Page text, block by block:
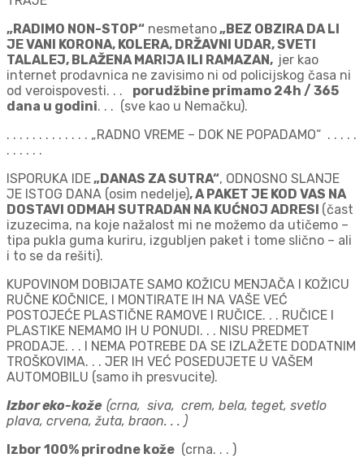
„RADIMO NON-STOP“ nesmetano „BEZ OBZIRA DA LI
JE VANI KORONA, KOLERA, DRŽAVNI UDAR, SVETI
TALALEJ, BLAŽENA MARIJA ILI RAMAZAN, jer kao
internet prodavnica ne zavisimo ni od policijskog časa ni
od veroispovesti. . . porudžbine primamo 24h / 365
dana u godini. . . (sve kao u Nemačku).
. . . . . . . . . . . . . „RADNO VREME – DOK NE POPADAMO“ . . . . .
. . . . . .
ISPORUKA IDE „DANAS ZA SUTRA“, ODNOSNO SLANJE
JE ISTOG DANA (osim nedelje), A PAKET JE KOD VAS NA
DOSTAVI ODMAH SUTRADAN NA KUĆNOJ ADRESI (čast
izuzecima, na koje nažalost mi ne možemo da utičemo –
tipa pukla guma kuriru, izgubljen paket i tome slično – ali
i to se da rešiti).
KUPOVINOM DOBIJATE SAMO KOŽICU MENJAČA I KOŽICU
RUČNE KOČNICE, I MONTIRATE IH NA VAŠE VEĆ
POSTOJEĆE PLASTIČNE RAMOVE I RUČICE. . . RUČICE I
PLASTIKE NEMAMO IH U PONUDI. . . NISU PREDMET
PRODAJE. . . I NEMA POTREBE DA SE IZLAŽETE DODATNIM
TROŠKOVIMA. . . JER IH VEĆ POSEDUJETE U VAŠEM
AUTOMOBILU (samo ih presvucite).
Izbor eko-kože (crna, siva, crem, bela, teget, svetlo
plava, crvena, žuta, braon. . . )
Izbor 100% prirodne kože (crna. . . )